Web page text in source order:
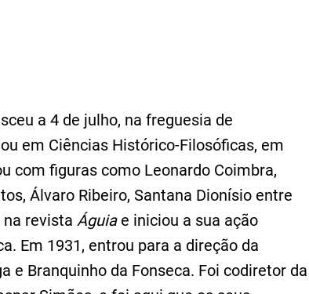
a 4 de julho, na freguesia de
em Ciências Histórico-Filosóficas, em
com figuras como Leonardo Coimbra,
Álvaro Ribeiro, Santana Dionísio entre
revista Águiae iniciou a sua ação
Em 1931, entrou para a direção da
e Branquinho da Fonseca. Foi codiretor da